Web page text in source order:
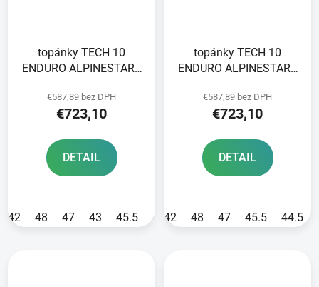
topánky TECH 10
ENDURO ALPINESTARS
€587,89 bez DPH
€723,10
DETAIL
42 48 47 43 45.5 40.5 44.5
topánky TECH 10
ENDURO ALPINESTARS
€587,89 bez DPH
€723,10
DETAIL
42 48 47 45.5 44.5